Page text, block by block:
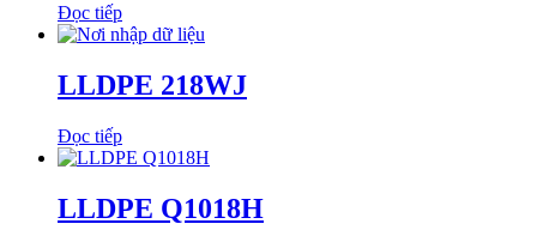
Đọc tiếp
LLDPE 218WJ
Đọc tiếp
LLDPE Q1018H